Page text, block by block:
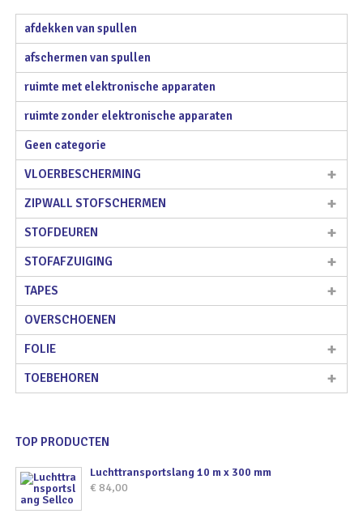
afdekken van spullen
afschermen van spullen
ruimte met elektronische apparaten
ruimte zonder elektronische apparaten
Geen categorie
VLOERBESCHERMING
ZIPWALL STOFSCHERMEN
STOFDEUREN
STOFAFZUIGING
TAPES
OVERSCHOENEN
FOLIE
TOEBEHOREN
TOP PRODUCTEN
Luchttransportslang 10 m x 300 mm
€ 84,00